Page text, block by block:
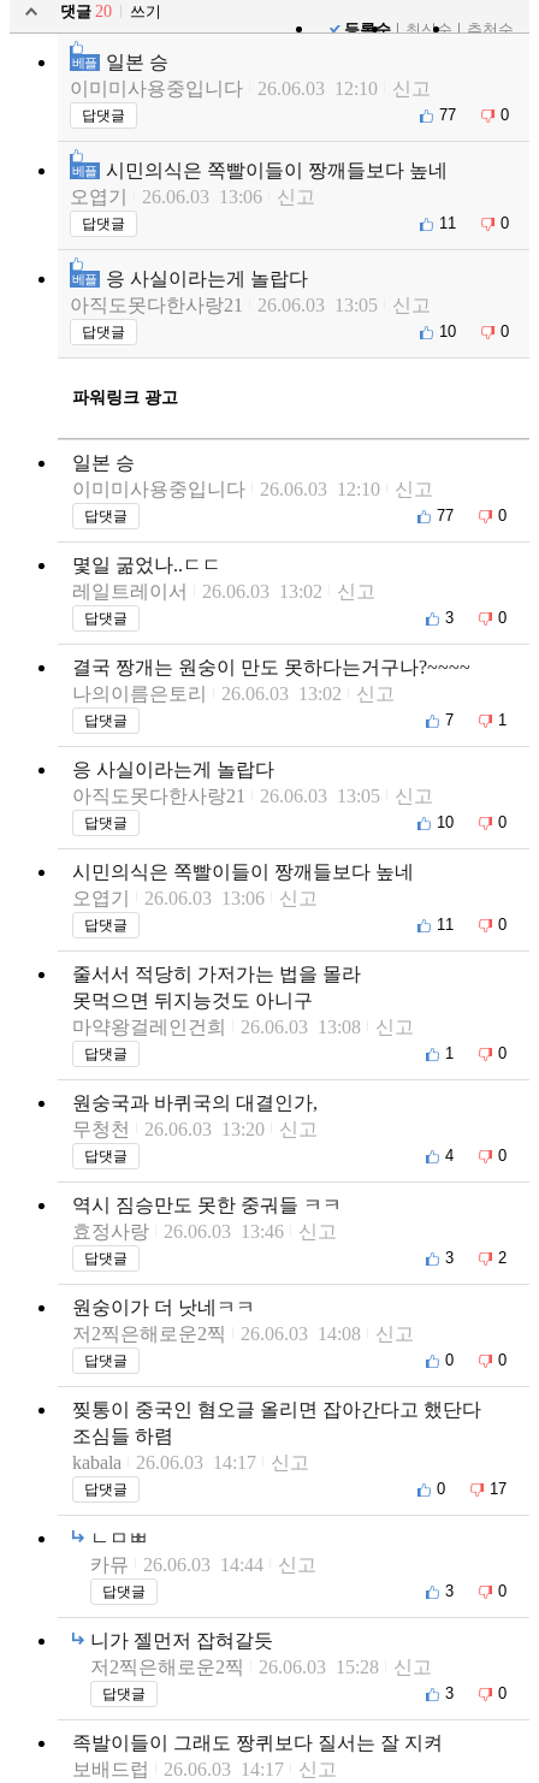
댓글 20
쓰기
등록순
최신순 추천순
베플
일본 승
이미미사용중입니다
26.06.03 12:10 신고
답댓글 77 0
베플
시민의식은 쪽빨이들이 짱깨들보다 높네
오엽기
26.06.03 13:06 신고
답댓글 11 0
베플
응 사실이라는게 놀랍다
아직도못다한사랑21
26.06.03 13:05 신고
답댓글 10 0
파워링크 광고
일본 승
이미미사용중입니다
26.06.03 12:10 신고
답댓글 77 0
몇일 굶었나..ㄷㄷ
레일트레이서
26.06.03 13:02 신고
답댓글 3 0
결국 짱개는 원숭이 만도 못하다는거구나?~~~~
나의이름은토리
26.06.03 13:02 신고
답댓글 7 1
응 사실이라는게 놀랍다
아직도못다한사랑21
26.06.03 13:05 신고
답댓글 10 0
시민의식은 쪽빨이들이 짱깨들보다 높네
오엽기
26.06.03 13:06 신고
답댓글 11 0
줄서서 적당히 가저가는 법을 몰라
못먹으면 뒤지능것도 아니구
마약왕걸레인건희
26.06.03 13:08 신고
답댓글 1 0
원숭국과 바퀴국의 대결인가,
무청천
26.06.03 13:20 신고
답댓글 4 0
역시 짐승만도 못한 중궈들 ㅋㅋ
효정사랑
26.06.03 13:46 신고
답댓글 3 2
원숭이가 더 낫네ㅋㅋ
저2찍은해로운2찍
26.06.03 14:08 신고
답댓글 0 0
찢통이 중국인 혐오글 올리면 잡아간다고 했단다
조심들 하렴
kabala
26.06.03 14:17 신고
답댓글 0 17
ㄴㅁㅃ
카뮤
26.06.03 14:44 신고
답댓글 3 0
니가 젤먼저 잡혀갈듯
저2찍은해로운2찍
26.06.03 15:28 신고
답댓글 3 0
족발이들이 그래도 짱퀴보다 질서는 잘 지켜
보배드럽
26.06.03 14:17 신고